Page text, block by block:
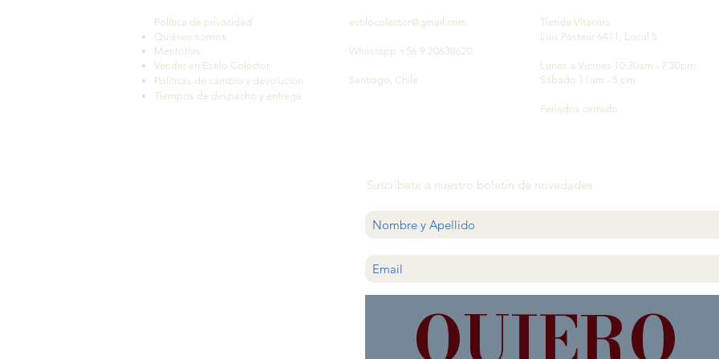
Política de privacidad
Quiénes somos
Mentorías
Vender en Estilo Colector
Políticas de cambio y devolución
Tiempos de despacho y entrega
estilocolector@gmail.com
Whastapp +56 9 20638620
Santiago, Chile
Tienda Vitacura
Luis Pasteur 6411, Local 5
Lunes a Viernes 10:30am - 7.30pm
Sábado 11am - 5 pm
Feriados cerrado
Suscríbete a nuestro boletín de novedades